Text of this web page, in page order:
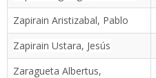
Zapirain Aristizabal, Pablo
Zapirain Ustara, Jesús
Zaragueta Albertus,